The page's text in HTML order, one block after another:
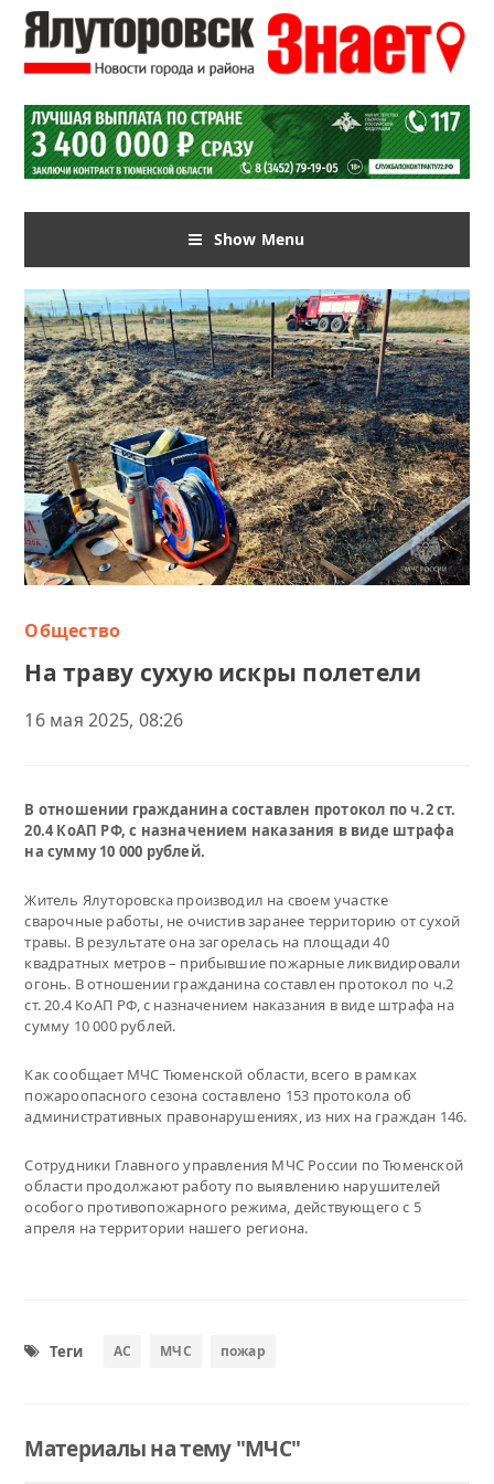
Show Menu
Общество
На траву сухую искры полетели
16 мая 2025, 08:26
В отношении гражданина составлен протокол по ч.2 ст.
20.4 КоАП РФ, с назначением наказания в виде штрафа
на сумму 10 000 рублей.
Житель Ялуторовска производил на своем участке
сварочные работы, не очистив заранее территорию от сухой
травы. В результате она загорелась на площади 40
квадратных метров – прибывшие пожарные ликвидировали
огонь. В отношении гражданина составлен протокол по ч.2
ст. 20.4 КоАП РФ, с назначением наказания в виде штрафа на
сумму 10 000 рублей.
Как сообщает МЧС Тюменской области, всего в рамках
пожароопасного сезона составлено 153 протокола об
административных правонарушениях, из них на граждан 146.
Сотрудники Главного управления МЧС России по Тюменской
области продолжают работу по выявлению нарушителей
особого противопожарного режима, действующего с 5
апреля на территории нашего региона.
Теги АС МЧС пожар
Материалы на тему "МЧС"